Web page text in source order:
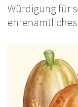
Würdigung für